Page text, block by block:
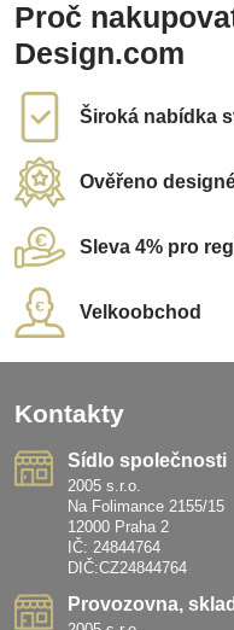
Proč
Design.com
Široká nabídka
Ověřeno
Sleva 4% pro
Velkoobchod
Kontakty
Sídlo společnosti
2005 s.r.o.
Na Folimance 2155/15
12000 Praha 2
IČ: 24844764
DIČ:CZ24844764
Provozovna, sklad